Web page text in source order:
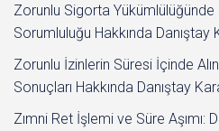
Zorunlu Sigorta
Sorumluluğu Hakkında Danıştay
Zorunlu İzinlerin Süresi İçinde
Sonuçları Hakkında Danıştay
Zımni Ret İşlemi ve Süre Aşımı: